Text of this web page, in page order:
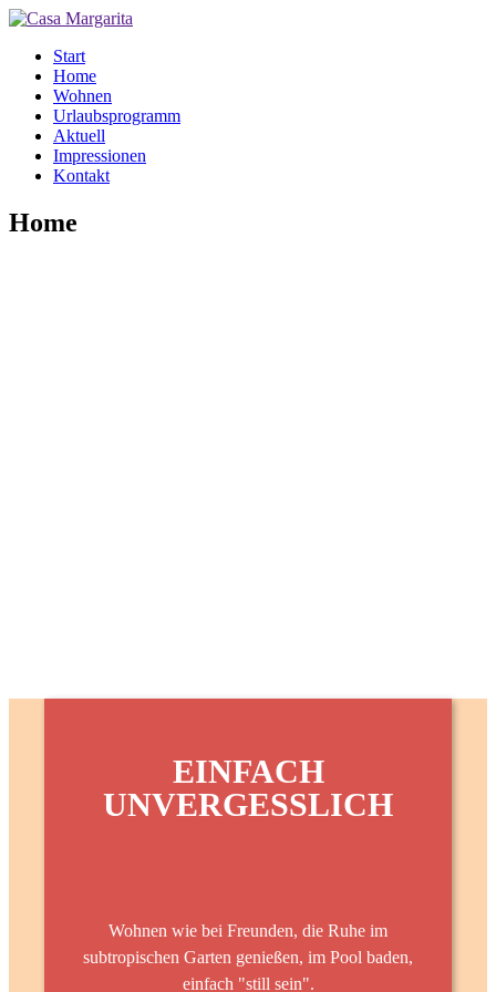
Start
Home
Wohnen
Urlaubsprogramm
Aktuell
Impressionen
Kontakt
Home
EINFACH
UNVERGESSLICH
Wohnen wie bei Freunden, die Ruhe im
subtropischen Garten genießen, im Pool baden,
einfach "still sein".